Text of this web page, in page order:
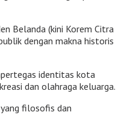
Belanda (kini Korem Citra
dengan makna historis
identitas kota
dan olahraga keluarga.
filosofis dan